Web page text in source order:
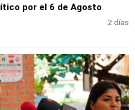
por el 6 de Agosto
2 días